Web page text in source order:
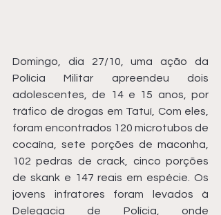
Domingo, dia 27/10, uma ação da
Polícia Militar apreendeu dois
adolescentes, de 14 e 15 anos, por
tráfico de drogas em Tatuí, Com eles,
foram encontrados 120 microtubos de
cocaína, sete porções de maconha,
102 pedras de crack, cinco porções
de skank e 147 reais em espécie. Os
jovens infratores foram levados à
Delegacia de Polícia, onde